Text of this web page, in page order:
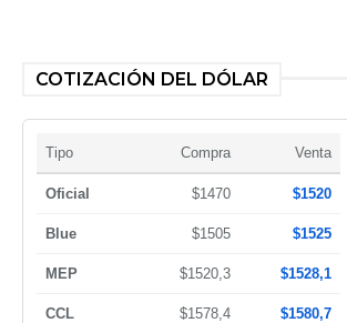
COTIZACIÓN DEL DÓLAR
Tipo Compra Venta
Oficial $1470 $1520
Blue $1505 $1525
MEP $1520,3 $1528,1
CCL $1578,4 $1580,7